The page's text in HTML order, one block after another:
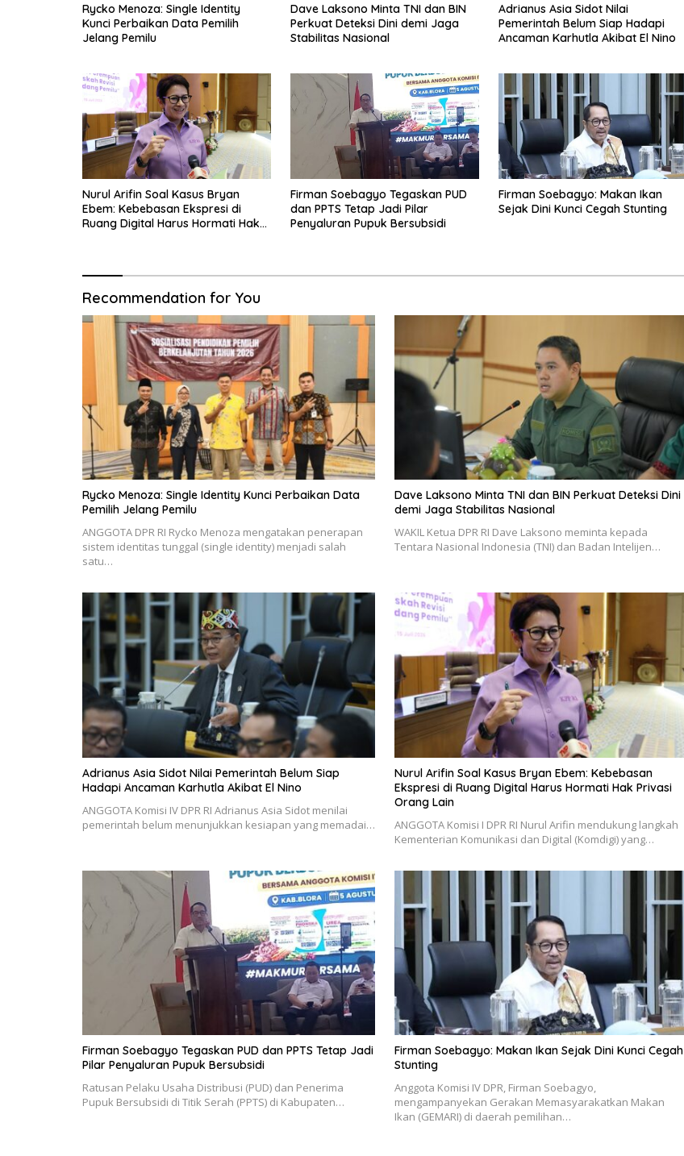
Rycko Menoza: Single Identity
Kunci Perbaikan Data Pemilih
Jelang Pemilu
Dave Laksono Minta TNI dan BIN
Perkuat Deteksi Dini demi Jaga
Stabilitas Nasional
Adrianus Asia Sidot Nilai
Pemerintah Belum Siap Hadapi
Ancaman Karhutla Akibat El Nino
Nurul Arifin Soal Kasus Bryan
Ebem: Kebebasan Ekspresi di
Ruang Digital Harus Hormati Hak
Firman Soebagyo Tegaskan PUD
dan PPTS Tetap Jadi Pilar
Penyaluran Pupuk Bersubsidi
Firman Soebagyo: Makan Ikan
Sejak Dini Kunci Cegah Stunting
Recommendation for You
Rycko Menoza: Single Identity Kunci Perbaikan Data
Pemilih Jelang Pemilu
ANGGOTA DPR RI Rycko Menoza mengatakan penerapan
sistem identitas tunggal (single identity) menjadi salah
satu…
Dave Laksono Minta TNI dan BIN Perkuat Deteksi Dini
demi Jaga Stabilitas Nasional
WAKIL Ketua DPR RI Dave Laksono meminta kepada
Tentara Nasional Indonesia (TNI) dan Badan Intelijen…
Adrianus Asia Sidot Nilai Pemerintah Belum Siap
Hadapi Ancaman Karhutla Akibat El Nino
ANGGOTA Komisi IV DPR RI Adrianus Asia Sidot menilai
pemerintah belum menunjukkan kesiapan yang memadai…
Nurul Arifin Soal Kasus Bryan Ebem: Kebebasan
Ekspresi di Ruang Digital Harus Hormati Hak Privasi
Orang Lain
ANGGOTA Komisi I DPR RI Nurul Arifin mendukung langkah
Kementerian Komunikasi dan Digital (Komdigi) yang…
Firman Soebagyo Tegaskan PUD dan PPTS Tetap Jadi
Pilar Penyaluran Pupuk Bersubsidi
Ratusan Pelaku Usaha Distribusi (PUD) dan Penerima
Pupuk Bersubsidi di Titik Serah (PPTS) di Kabupaten…
Firman Soebagyo: Makan Ikan Sejak Dini Kunci Cegah
Stunting
Anggota Komisi IV DPR, Firman Soebagyo,
mengampanyekan Gerakan Memasyarakatkan Makan
Ikan (GEMARI) di daerah pemilihan…